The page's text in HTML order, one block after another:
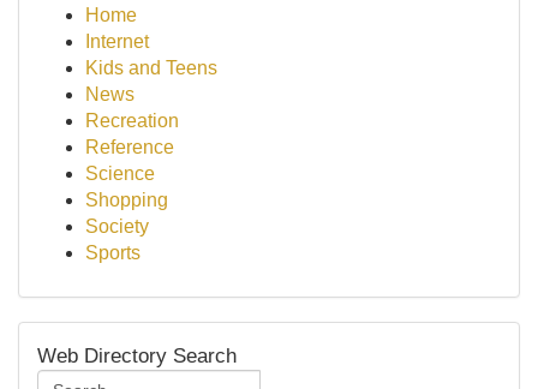
Home
Internet
Kids and Teens
News
Recreation
Reference
Science
Shopping
Society
Sports
Web Directory Search